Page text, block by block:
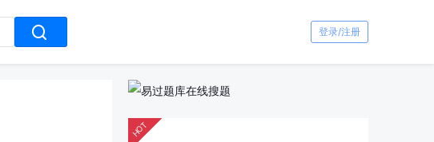
登录/注册
HOT